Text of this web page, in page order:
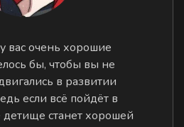
вас очень хорошие
бы, чтобы вы не
в развитии
если всё пойдёт в
детище станет хорошей